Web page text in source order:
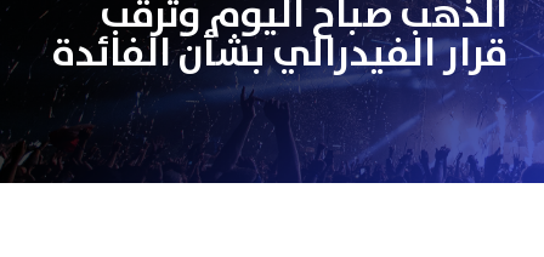
الذهب صباح اليوم وترقب
قرار الفيدرالي بشأن الفائدة